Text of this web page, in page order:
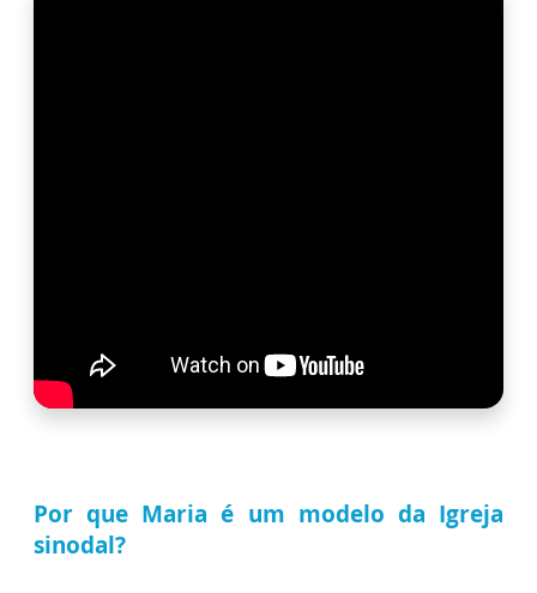
Por que Maria é um modelo da Igreja
sinodal?